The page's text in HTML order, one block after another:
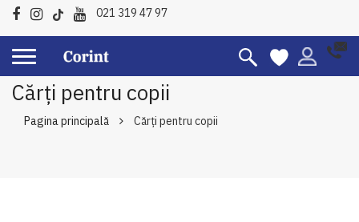
021 319 47 97
Cărți pentru copii
Pagina principală Cărți pentru copii